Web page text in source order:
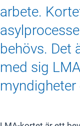
arbete.
behövs. Det
med sig
myndigheter